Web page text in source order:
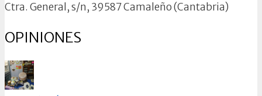
Ctra. General, s/n, 39587 Camaleño (Cantabria)
OPINIONES